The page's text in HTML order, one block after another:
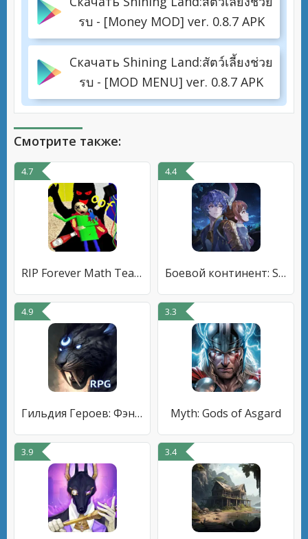
รบ - [Money MOD] ver. 0.8.7 APK
Скачать Shining Land:สัตว์เลี้ยงช่วย
รบ - [MOD MENU] ver. 0.8.7 APK
Смотрите также:
4.7
RIP Forever Math Teacher is Di
4.4
Боевой континент: Soul Land
4.9
Гильдия Героев: Фэнтези РПГ
3.3
Myth: Gods of Asgard
3.9 3.4